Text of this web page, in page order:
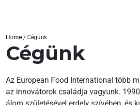
Home / Cégünk
Cégünk
Az European Food International több
az innovátorok családja vagyunk.